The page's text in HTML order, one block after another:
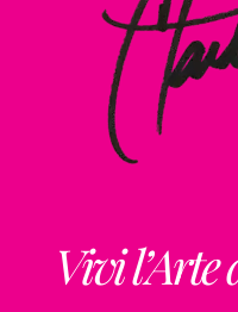
Vivi l’Arte